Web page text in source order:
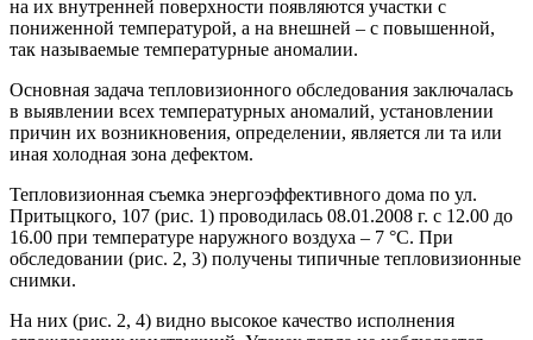
на их внутренней поверхности появляются участки с
пониженной температурой, а на внешней – с повышенной,
так называемые температурные аномалии.
Основная задача тепловизионного обследования заключалась
в выявлении всех температурных аномалий, установлении
причин их возникновения, определении, является ли та или
иная холодная зона дефектом.
Тепловизионная съемка энергоэффективного дома по ул.
Притыцкого, 107 (рис. 1) проводилась 08.01.2008 г. с 12.00 до
16.00 при температуре наружного воздуха – 7 °С. При
обследовании (рис. 2, 3) получены типичные тепловизионные
снимки.
На них (рис. 2, 4) видно высокое качество исполнения